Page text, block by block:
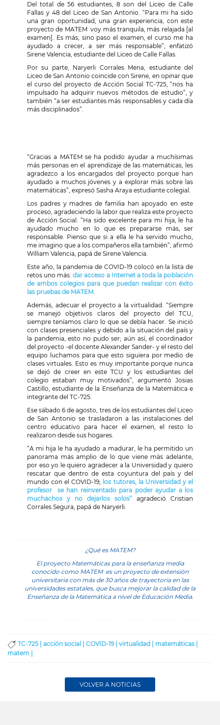
Del total de 56 estudiantes, 8 son del Liceo de Calle
Fallas y 48 del Liceo de San Antonio. “Para mi ha sido
una gran oportunidad, una gran experiencia, con este
proyecto de MATEM voy más tranquila, más relajada [al
examen]. Es más, sino paso el examen, el curso me ha
ayudado a crecer, a ser más responsable”; enfatizó
Sirene Valencia, estudiante del Liceo de Calle Fallas.
Por su parte, Naryerli Corrales Mena, estudiante del
Liceo de San Antonio coincide con Sirene, en opinar que
el curso del proyecto de Acción Social TC-725, “nos ha
impulsado ha adquirir nuevos métodos de estudio”, y
también “a ser estudiantes más responsables y cada día
más disciplinados”.
“Gracias a MATEM se ha podido ayudar a muchísimas
más personas en el aprendizaje de las matemáticas, les
agradezco a los encargados del proyecto porque han
ayudado a muchos jóvenes y a explorar más sobre las
matemáticas”, expresó Sasha Araya estudiante colegial.
Los padres y madres de familia han apoyado en este
proceso, agradeciendo la labor que realiza este proyecto
de Acción Social. “Ha sido excelente para mi hija, le ha
ayudado mucho en lo que es prepararse más, ser
responsable. Pienso que si a ella le ha servido mucho,
me imagino que a los compañeros ella también”; afirmó
William Valencia, papá de Sirene Valencia.
Este año, la pandemia de COVID-19 colocó en la lista de
retos uno más:dar acceso a Internet a toda la población
de ambos colegios para que puedan realizar con éxito
las pruebas de MATEM.
Además, adecuar el proyecto a la virtualidad. “Siempre
se manejó objetivos claros del proyecto del TCU,
siempre teníamos claro lo que se debía hacer. Se inició
con clases presenciales y debido a la situación del país y
la pandemia, esto no pudo ser; aún así, el coordinador
del proyecto -el docente Alexander Sander- y el resto del
equipo luchamos para que esto siguiera por medio de
clases virtuales. Esto es muy importante porque nunca
se dejó de creer en este TCU y los estudiantes del
colegio estaban muy motivados”, argumentó Josias
Castillo, estudiante de la Enseñanza de la Matemática e
integrante del TC-725.
Ese sábado 6 de agosto, tres de los estudiantes del Liceo
de San Antonio se trasladaron a las instalaciones del
centro educativo para hacer el examen, el resto lo
realizaron desde sus hogares.
“A mi hija le ha ayudado a madurar, le ha permitido un
panorama más amplio de lo que viene más adelante,
por eso yo le quiero agradecer a la Universidad y quiero
rescatar que dentro de esta coyuntura del país y del
mundo con el COVID-19; los tutores, la Universidad y el
profesor se han reinventado para poder ayudar a los
muchachos y no dejarlos solos” agradeció Cristian
Corrales Segura, papá de Naryerli.
¿Qué es MATEM?
El proyecto Matemáticas para la enseñanza media
conocido como MATEM es un proyecto de extensión
universitaria con más de 30 años de trayectoria en las
universidades estatales, que busca mejorar la calidad de la
Enseñanza de la Matemática a nivel de Educación Media.
TC-725 | acción social | COVID-19 | virtualidad | matemáticas |
matem |
VOLVER A NOTICIAS